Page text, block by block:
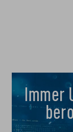
Immer